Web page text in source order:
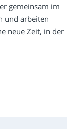
gemeinsam im
und arbeiten
neue Zeit, in der